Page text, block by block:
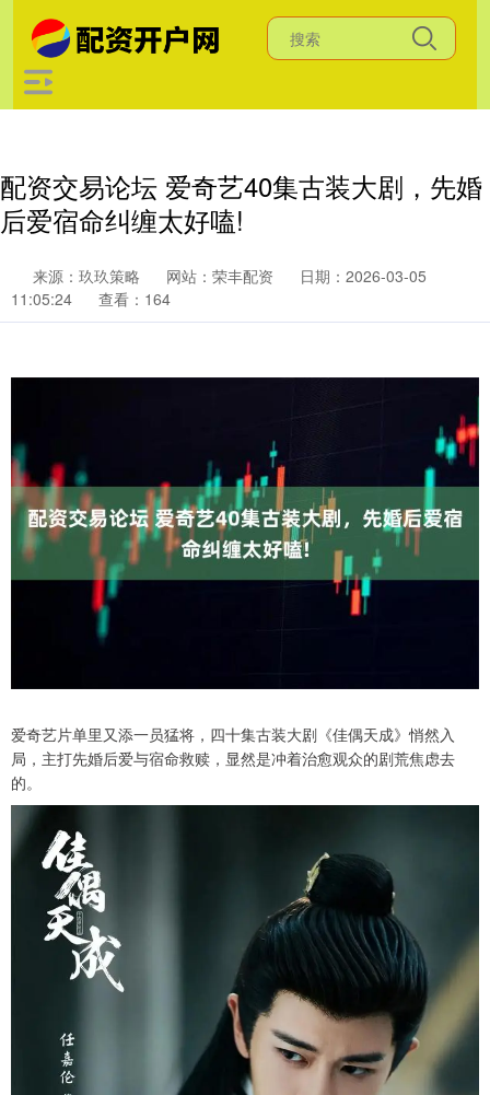
配资交易论坛 爱奇艺40集古装大剧，先婚
后爱宿命纠缠太好嗑!
来源：玖玖策略 网站：荣丰配资
日期：2026-03-05
11:05:24
查看：164
爱奇艺片单里又添一员猛将，四十集古装大剧《佳偶天成》悄然入
局，主打先婚后爱与宿命救赎，显然是冲着治愈观众的剧荒焦虑去
的。